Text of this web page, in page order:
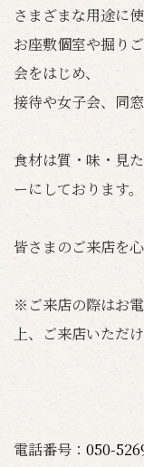
さまざまな用途に
お座敷個室や掘り
会をはじめ、
接待や女子会、同
食材は質・味・見
ーにしております。
皆さまのご来店を
※ご来店の際はお
上、ご来店いただ
電話番号： 050-